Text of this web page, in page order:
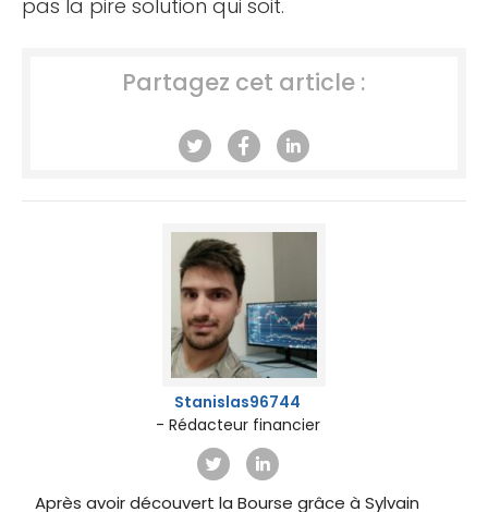
pas la pire solution qui soit.
Partagez cet article :
Stanislas96744
- Rédacteur financier
Après avoir découvert la Bourse grâce à Sylvain